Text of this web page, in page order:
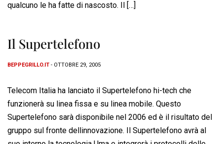
qualcuno le ha fatte di nascosto. Il […]
Il Supertelefono
BEPPEGRILLO.IT - OTTOBRE 29, 2005
Telecom Italia ha lanciato il Supertelefono hi-tech che
funzionerà su linea fissa e su linea mobile. Questo
Supertelefono sarà disponibile nel 2006 ed è il risultato del
gruppo sul fronte dellinnovazione. Il Supertelefono avrà al